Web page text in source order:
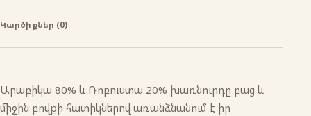
Կարծիքներ (0)
Արաբիկա 80% և Ռոբուստա 20% խառնուրդը բաց և
միջին բովքի հատիկներով առանձնանում է իր